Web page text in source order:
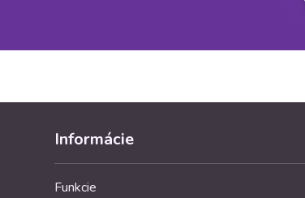
Informácie
Funkcie